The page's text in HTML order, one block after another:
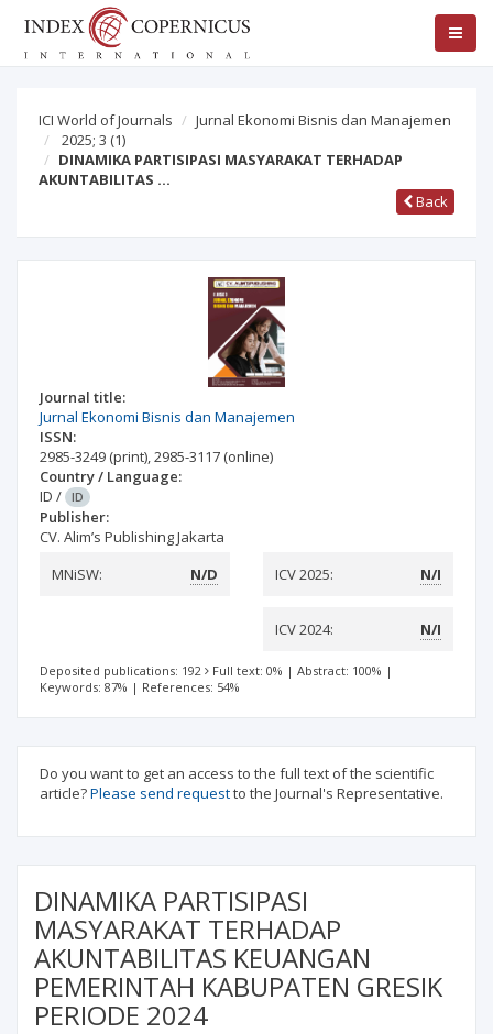
ICI World of Journals
Jurnal Ekonomi Bisnis dan Manajemen
2025; 3 (1)
DINAMIKA PARTISIPASI MASYARAKAT TERHADAP
AKUNTABILITAS …
Back
Journal title:
Jurnal Ekonomi Bisnis dan Manajemen
ISSN:
2985-3249 (print),2985-3117 (online)
Country / Language:
ID / ID
Publisher:
CV. Alim’s Publishing Jakarta
MNiSW:
N/D ICV 2025: N/I
ICV 2024: N/I
Deposited publications: 192 Full text: 0% | Abstract: 100% |
Keywords: 87% | References: 54%
Do you want to get an access to the full text of the scientific
article?Please send requestto the Journal's Representative.
DINAMIKA PARTISIPASI
MASYARAKAT TERHADAP
AKUNTABILITAS KEUANGAN
PEMERINTAH KABUPATEN GRESIK
PERIODE 2024